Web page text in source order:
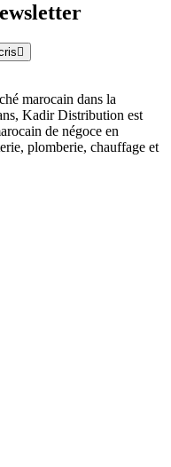
marocain dans la
Kadir Distribution est
de négoce en
plomberie, chauffage et